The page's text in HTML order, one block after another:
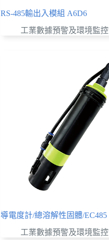
RS-485輸出入模組 A6D6
工業數據預警及環境監控
導電度計/總溶解性固體/EC485
工業數據預警及環境監控